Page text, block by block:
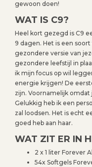
gewoon doen!
WAT IS C9?
Heel kort gezegd is C9
9 dagen. Het is een
gezondere versie van
gezondere leefstijl in
ik mijn focus op wil
energie krijgen! De
zijn. Voornamelijk
Gelukkig heb ik een
zal loodsen. Het is echt
goed heb aan haar.
WAT ZIT ER IN
2 x 1 liter Forever
54x Softgels